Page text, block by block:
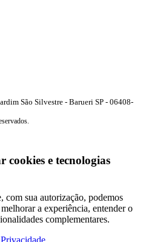
São Silvestre - Barueri SP - 06408-
cookies e tecnologias
com sua autorização, podemos
a experiência, entender o
complementares.